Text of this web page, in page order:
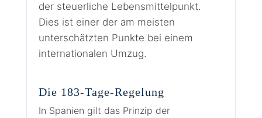
der steuerliche Lebensmittelpunkt.
Dies ist einer der am meisten
unterschätzten Punkte bei einem
internationalen Umzug.
Die 183-Tage-Regelung
In Spanien gilt das Prinzip der